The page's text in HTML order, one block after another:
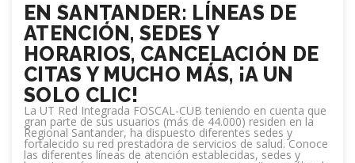
EN SANTANDER: LÍNEAS DE
ATENCIÓN, SEDES Y
HORARIOS, CANCELACIÓN DE
CITAS Y MUCHO MÁS, ¡A UN
SOLO CLIC!
La UT Red Integrada FOSCAL-CUB teniendo en cuenta que
gran parte de sus usuarios (más de 44.000) residen en la
Regional Santander, ha dispuesto diferentes sedes y
fortalecido su red prestadora de servicios de salud. Conoce
las diferentes líneas de atención establecidas, sedes y